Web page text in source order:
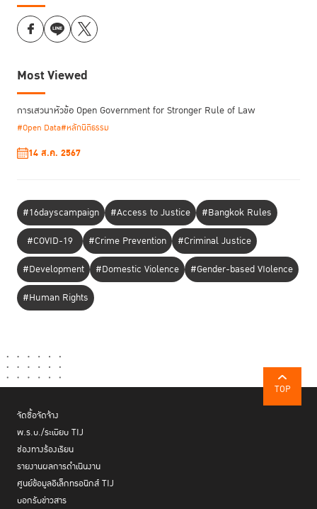
Most Viewed
การเสวนาหัวข้อ Open Government for Stronger Rule of Law
#Open Data#หลักนิติธรรม
14 ส.ค. 2567
#16dayscampaign #Access to Justice
#Bangkok Rules
#COVID-19
#Crime Prevention
#Criminal Justice
#Development
#Domestic Violence
#Gender-based VIolence
#Human Rights
TOP
จัดซื้อจัดจ้าง
พ.ร.บ./ระเบียบ TIJ
ช่องทางร้องเรียน
รายงานผลการดำเนินงาน
ศูนย์ข้อมูลอิเล็กทรอนิกส์ TIJ
บอกรับข่าวสาร